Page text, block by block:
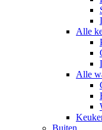
Alle
Alle
Buiten